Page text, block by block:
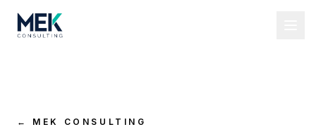
← MEK CONSULTING